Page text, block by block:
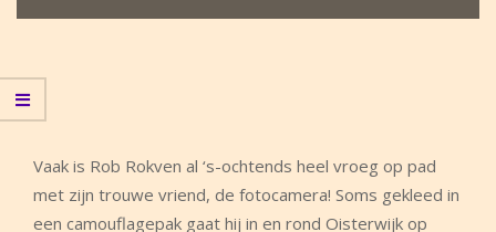
Vaak is Rob Rokven al ‘s-ochtends heel vroeg op pad
met zijn trouwe vriend, de fotocamera! Soms gekleed in
een camouflagepak gaat hij in en rond Oisterwijk op